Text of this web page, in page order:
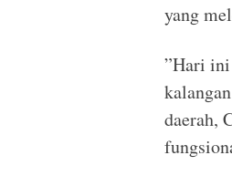
yang
”Hari
daerah,